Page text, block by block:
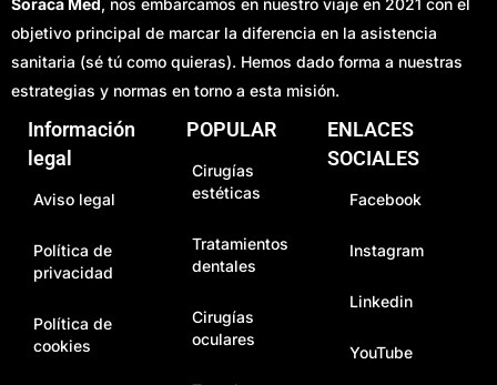
objetivo principal de marcar la diferencia en la asistencia
sanitaria (sé tú como quieras). Hemos dado forma a nuestras
estrategias y normas en torno a esta misión.
Información
legal
Aviso legal
Política de
privacidad
Política de
cookies
POPULAR
Cirugías
estéticas
Tratamientos
dentales
Cirugías
oculares
ENLACES
SOCIALES
Facebook
Instagram
Linkedin
YouTube